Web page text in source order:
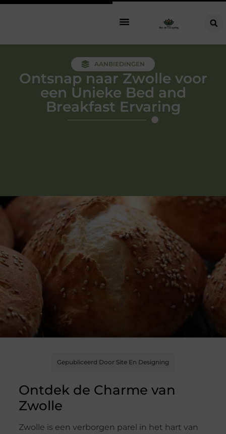
AANBIEDINGEN
Ontsnap naar Zwolle voor
een Unieke Bed and
Breakfast Ervaring
Gepubliceerd Door Site En Designing
Ontdek de Charme van
Zwolle
Zwolle is een verborgen parel in het hart van